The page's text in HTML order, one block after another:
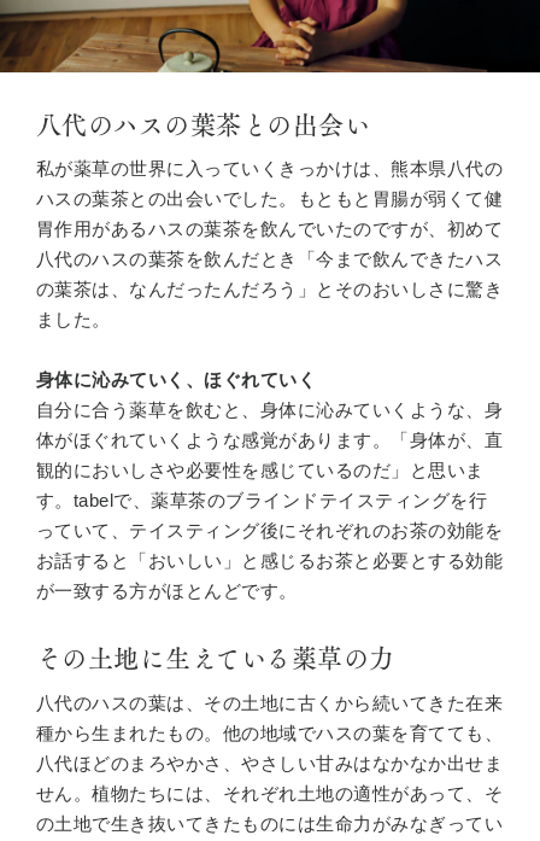
八代のハスの葉茶との出会い
私が薬草の世界に入っていくきっかけは、熊本県八代の
ハスの葉茶との出会いでした。もともと胃腸が弱くて健
胃作用があるハスの葉茶を飲んでいたのですが、初めて
八代のハスの葉茶を飲んだとき「今まで飲んできたハス
の葉茶は、なんだったんだろう」とそのおいしさに驚き
ました。
身体に沁みていく、ほぐれていく
自分に合う薬草を飲むと、身体に沁みていくような、身
体がほぐれていくような感覚があります。「身体が、直
観的においしさや必要性を感じているのだ」と思いま
す。tabelで、薬草茶のブラインドテイスティングを行
っていて、テイスティング後にそれぞれのお茶の効能を
お話すると「おいしい」と感じるお茶と必要とする効能
が一致する方がほとんどです。
その土地に生えている薬草の力
八代のハスの葉は、その土地に古くから続いてきた在来
種から生まれたもの。他の地域でハスの葉を育てても、
八代ほどのまろやかさ、やさしい甘みはなかなか出せま
せん。植物たちには、それぞれ土地の適性があって、そ
の土地で生き抜いてきたものには生命力がみなぎってい